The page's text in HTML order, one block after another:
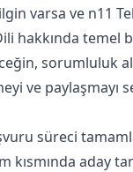
varsa ve n11
hakkında temel
sorumluluk
ve
süreci
aday